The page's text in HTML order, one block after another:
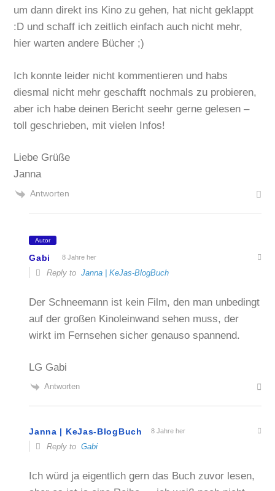
um dann direkt ins Kino zu gehen, hat nicht geklappt
:D und schaff ich zeitlich einfach auch nicht mehr,
hier warten andere Bücher ;)
Ich konnte leider nicht kommentieren und habs
diesmal nicht mehr geschafft nochmals zu probieren,
aber ich habe deinen Bericht seehr gerne gelesen –
toll geschrieben, mit vielen Infos!
Liebe Grüße
Janna
Antworten
Autor
Gabi 8 Jahre her
Reply toJanna | KeJas-BlogBuch
Der Schneemann ist kein Film, den man unbedingt
auf der großen Kinoleinwand sehen muss, der
wirkt im Fernsehen sicher genauso spannend.
LG Gabi
Antworten
Janna | KeJas-BlogBuch 8 Jahre her
Reply toGabi
Ich würd ja eigentlich gern das Buch zuvor lesen,